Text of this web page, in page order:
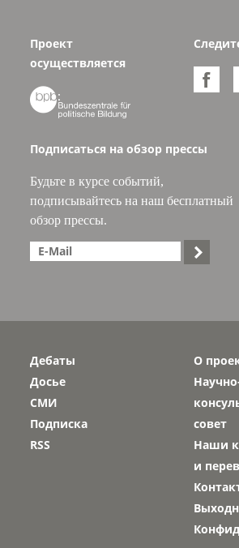
Проект
осуществляется


Подписаться на обзор прессы
Будьте в курсе событий,
подписывайтесь на наш бесплатный
обзор прессы.

Дебаты
Досье
СМИ
Подписка
RSS
О
совет
Наши
и